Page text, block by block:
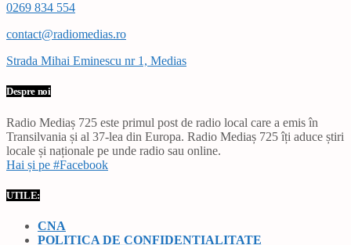
0269 834 554
contact@radiomedias.ro
Strada Mihai Eminescu nr 1, Medias
Despre noi
Radio Mediaș 725 este primul post de radio local care a emis în
Transilvania și al 37-lea din Europa. Radio Mediaș 725 îți aduce știri
locale și naționale pe unde radio sau online.
Hai și pe #Facebook
UTILE:
CNA
POLITICA DE CONFIDENȚIALITATE